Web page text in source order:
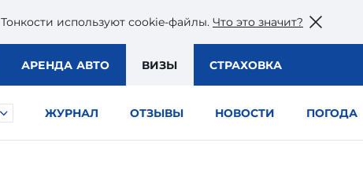
Тонкости используют сookie-файлы. Что это значит?
АРЕНДА АВТО ВИЗЫ СТРАХОВКА
ЖУРНАЛ ОТЗЫВЫ НОВОСТИ ПОГОДА